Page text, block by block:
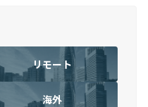
リモート
海外